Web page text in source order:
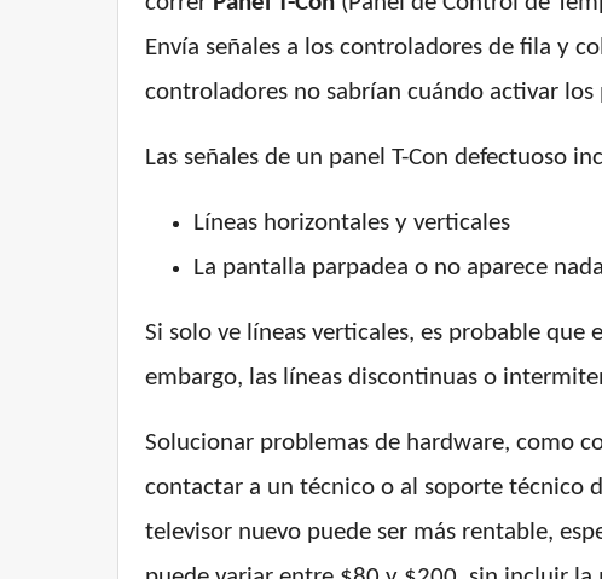
Envía señales a los controladores de fila y
controladores no sabrían cuándo activar los
Las señales de un panel T-Con defectuoso
Líneas horizontales y verticales
La pantalla parpadea o no aparece
Si solo ve líneas verticales, es probable
embargo, las líneas discontinuas o
Solucionar problemas de hardware, como
contactar a un técnico o al soporte técnico
televisor nuevo puede ser más rentable,